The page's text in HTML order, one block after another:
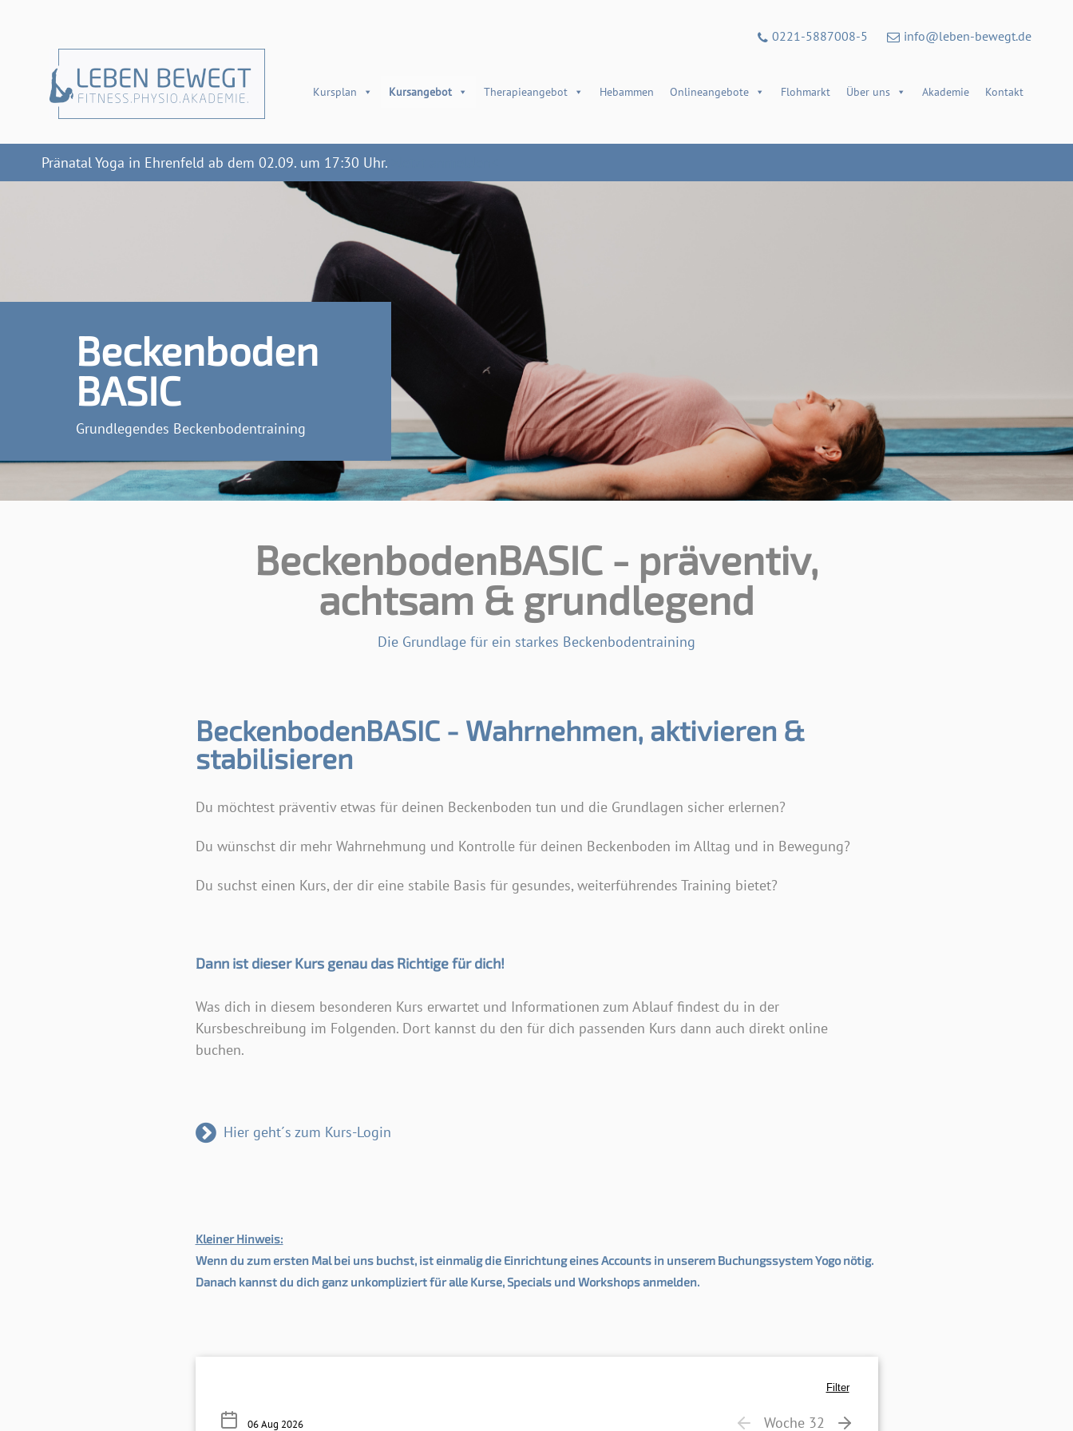
0221-5887008-5 info@leben-bewegt.de
Kursplan Kursangebot Therapieangebot Hebammen Onlineangebote Flohmarkt Über uns Akademie Kontakt
Pränatal Yoga in Ehrenfeld ab dem 02.09. um 17:30 Uhr.
Beckenboden
BASIC
Grundlegendes Beckenbodentraining
BeckenbodenBASIC - präventiv,
achtsam & grundlegend
Die Grundlage für ein starkes Beckenbodentraining
BeckenbodenBASIC - Wahrnehmen, aktivieren &
stabilisieren
Du möchtest präventiv etwas für deinen Beckenboden tun und die Grundlagen sicher erlernen?
Du wünschst dir mehr Wahrnehmung und Kontrolle für deinen Beckenboden im Alltag und in Bewegung?
Du suchst einen Kurs, der dir eine stabile Basis für gesundes, weiterführendes Training bietet?
Dann ist dieser Kurs genau das Richtige für dich!
Was dich in diesem besonderen Kurs erwartet und Informationen zum Ablauf findest du in der
Kursbeschreibung im Folgenden. Dort kannst du den für dich passenden Kurs dann auch direkt online
buchen.
Hier geht´s zum Kurs-Login
Kleiner Hinweis:
Wenn du zum ersten Mal bei uns buchst, ist einmalig die Einrichtung eines Accounts in unserem Buchungssystem Yogo nötig.
Danach kannst du dich ganz unkompliziert für alle Kurse, Specials und Workshops anmelden.
Filter
Woche 32